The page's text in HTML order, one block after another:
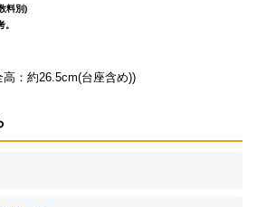
料別)
高：約26.5cm(台座含め))